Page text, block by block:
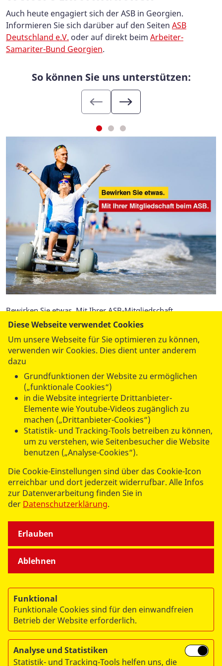
Auch heute engagiert sich der ASB in Georgien.
Informieren Sie sich darüber auf den Seiten ASB
Deutschland e.V. oder auf direkt beim Arbeiter-
Samariter-Bund Georgien.
So können Sie uns unterstützen:
Bewirken Sie etwas. Mit Ihrer ASB-Mitgliedschaft.
Werden Sie Samariter!
Mehr lesen
UNSERE ANGEBOTE
SPENDEN & STIFTEN
ÜBER UNS
© 2026 ASB Deutschland e.V.
Impressum
RITA
Diese Webseite verwendet Cookies
Um unsere Webseite für Sie optimieren zu können,
verwenden wir Cookies. Dies dient unter anderem
dazu
Grundfunktionen der Website zu ermöglichen
(„funktionale Cookies“)
in die Website integrierte Drittanbieter-
Elemente wie Youtube-Videos zugänglich zu
machen („Drittanbieter-Cookies“)
Statistik- und Tracking-Tools betreiben zu können,
um zu verstehen, wie Seitenbesucher die Website
benutzen („Analyse-Cookies“).
Die Cookie-Einstellungen sind über das Cookie-Icon
erreichbar und dort jederzeit widerrufbar. Alle Infos
zur Datenverarbeitung finden Sie in
der Datenschutzerklärung.
Ablehnen
Erlauben
Funktional
Funktionale Cookies sind für den einwandfreien
Betrieb der Website erforderlich.
Analyse und Statistiken
Statistik- und Tracking-Tools helfen uns, die